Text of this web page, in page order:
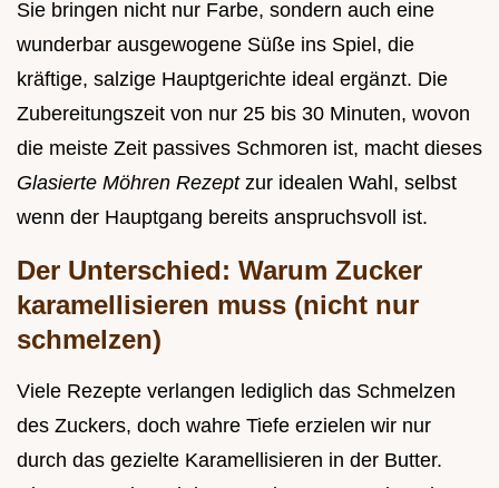
Sie bringen nicht nur Farbe, sondern auch eine
wunderbar ausgewogene Süße ins Spiel, die
kräftige, salzige Hauptgerichte ideal ergänzt. Die
Zubereitungszeit von nur 25 bis 30 Minuten, wovon
die meiste Zeit passives Schmoren ist, macht dieses
Glasierte Möhren Rezept zur idealen Wahl, selbst
wenn der Hauptgang bereits anspruchsvoll ist.
Der Unterschied: Warum Zucker
karamellisieren muss (nicht nur
schmelzen)
Viele Rezepte verlangen lediglich das Schmelzen
des Zuckers, doch wahre Tiefe erzielen wir nur
durch das gezielte Karamellisieren in der Butter.